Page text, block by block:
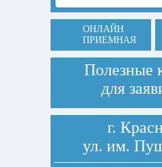
ОНЛАЙН
ПРИЕМНАЯ
Полезные
для
г.
ул. им.